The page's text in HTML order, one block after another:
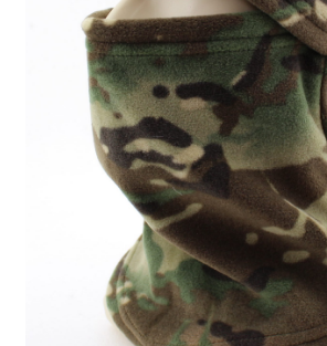
Обратная связь
Оформить заказ
Правила и условия